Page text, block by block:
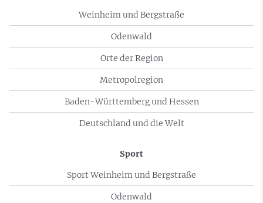
Weinheim und Bergstraße
Odenwald
Orte der Region
Metropolregion
Baden-Württemberg und Hessen
Deutschland und die Welt
Sport
Sport Weinheim und Bergstraße
Odenwald